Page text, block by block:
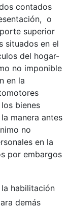
contados
o
superior
situados en el
del hogar-
no imponible
en la
bienes
manera antes
no
en la
por embargos
habilitación
demás